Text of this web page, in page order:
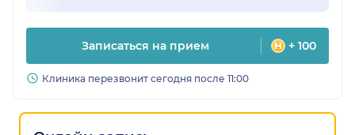
Записаться на прием + 100
Клиника перезвонит сегодня после 11:00